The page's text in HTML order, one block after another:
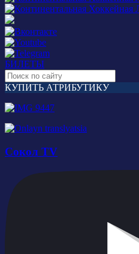
БИЛЕТЫ
КУПИТЬ АТРИБУТИКУ
Сокол TV